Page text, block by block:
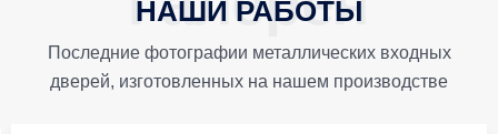
НАШИ РАБОТЫ
Последние фотографии металлических входных
дверей, изготовленных на нашем производстве